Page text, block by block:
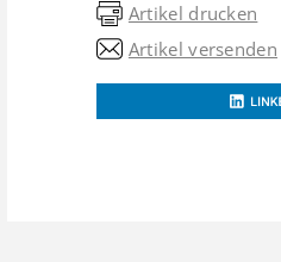
Artikel drucken
Artikel versenden